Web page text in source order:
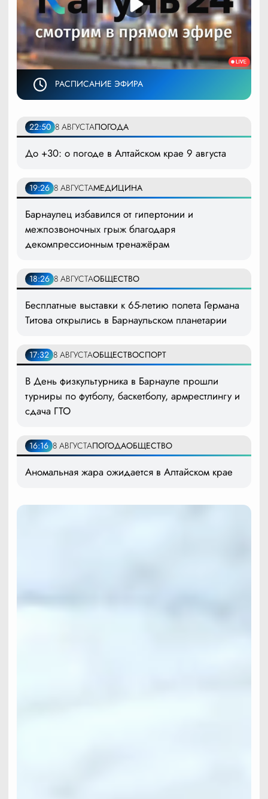
РАСПИСАНИЕ ЭФИРА
22:50 8 АВГУСТАПОГОДА
До +30: о погоде в Алтайском крае 9 августа
19:26 8 АВГУСТАМЕДИЦИНА
Барнаулец избавился от гипертонии и
межпозвоночных грыж благодаря
декомпрессионным тренажёрам
18:26 8 АВГУСТАОБЩЕСТВО
Бесплатные выставки к 65-летию полета Германа
Титова открылись в Барнаульском планетарии
17:32 8 АВГУСТАОБЩЕСТВОСПОРТ
В День физкультурника в Барнауле прошли
турниры по футболу, баскетболу, армрестлингу и
сдача ГТО
16:16 8 АВГУСТАПОГОДАОБЩЕСТВО
Аномальная жара ожидается в Алтайском крае